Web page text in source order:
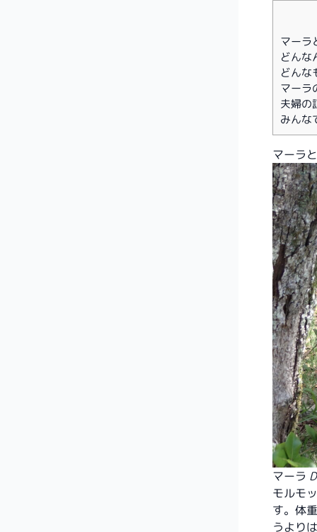
マーラ
どんな
どんな
マーラ
夫婦の
みんな
マーラ
マーラ
モルモ
す。体
うより